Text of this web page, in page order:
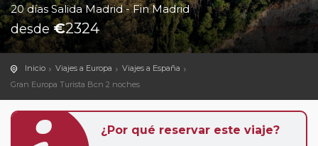
20 días Salida Madrid - Fin Madrid
desde€2324
Inicio Viajes a Europa
Viajes a España
Gran Europa Turista Bcn 2 noches
¿Por qué reservar este viaje?